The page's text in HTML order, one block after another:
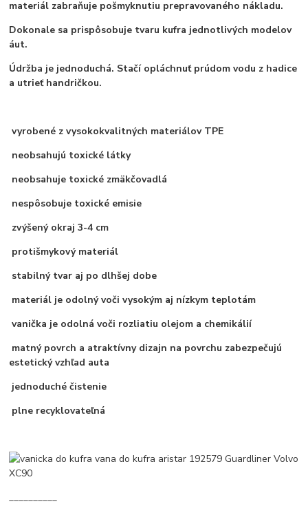
materiál zabraňuje pošmyknutiu prepravovaného nákladu.
Dokonale sa prispôsobuje tvaru kufra jednotlivých modelov
áut.
Údržba je jednoduchá. Stačí opláchnuť prúdom vodu z hadice
a utrieť handričkou.
vyrobené z vysokokvalitných materiálov TPE
neobsahujú toxické látky
neobsahuje toxické zmäkčovadlá
nespôsobuje toxické emisie
zvýšený okraj 3-4 cm
protišmykový materiál
stabilný tvar aj po dlhšej dobe
materiál je odolný voči vysokým aj nízkym teplotám
vanička je odolná voči rozliatiu olejom a chemikálií
matný povrch a atraktívny dizajn na povrchu zabezpečujú
estetický vzhľad auta
jednoduché čistenie
plne recyklovateľná